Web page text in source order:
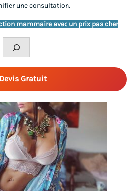
une consultation.
mammaire avec un prix pas cher
Devis Gratuit